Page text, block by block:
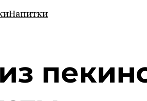
Напитки